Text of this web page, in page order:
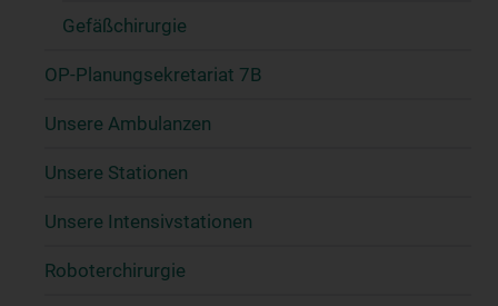
Gefäßchirurgie
OP-Planungsekretariat 7B
Unsere Ambulanzen
Unsere Stationen
Unsere Intensivstationen
Roboterchirurgie